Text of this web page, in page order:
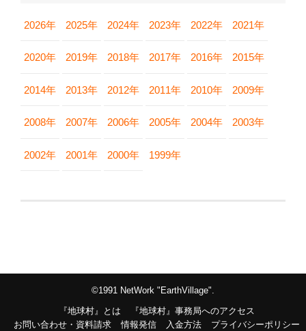
2026年 2025年 2024年 2023年 2022年 2021年
2020年 2019年 2018年 2017年 2016年 2015年
2014年 2013年 2012年 2011年 2010年 2009年
2008年 2007年 2006年 2005年 2004年 2003年
2002年 2001年 2000年 1999年
©1991 NetWork "EarthVillage".
『地球村』とは
『地球村』事務局へのアクセス
お問い合わせ・資料請求
情報発信 入金方法 プライバシーポリシー